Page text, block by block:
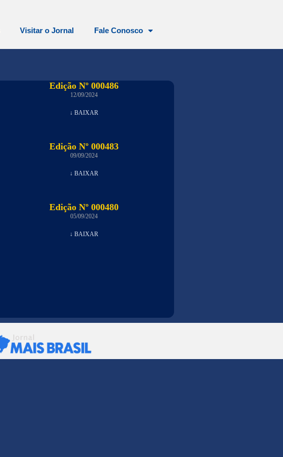
Visitar o Jornal Fale Conosco
Edição Nº 000486
12/09/2024
↓ BAIXAR
Edição Nº 000483
09/09/2024
↓ BAIXAR
Edição Nº 000480
05/09/2024
↓ BAIXAR